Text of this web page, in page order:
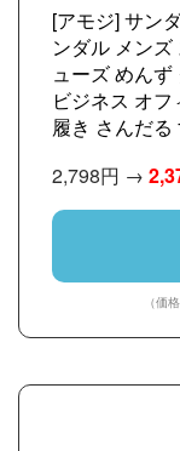
[アモジ] サン
ンダル メン
ューズ めん
ビジネス オ
履き さんだる
き 防水 事務
ン AM1702
2,798円 →
（価